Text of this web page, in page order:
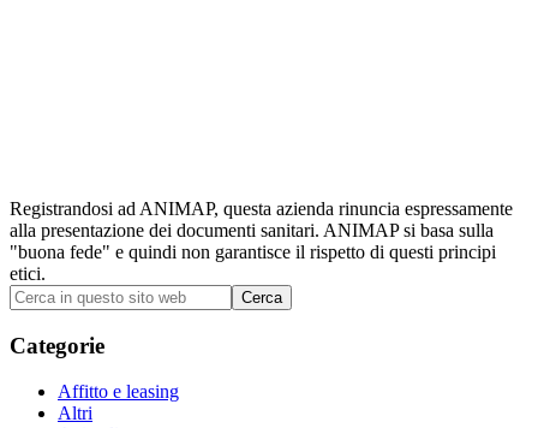
Registrandosi ad ANIMAP, questa azienda rinuncia espressamente
alla presentazione dei documenti sanitari. ANIMAP si basa sulla
"buona fede" e quindi non garantisce il rispetto di questi principi
etici.
Barra
laterale
primaria
Cerca
in
questo
sito
Categorie
Affitto e leasing
Altri